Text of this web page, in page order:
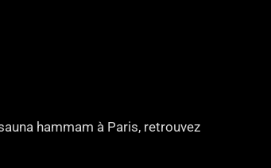
hammam à Paris, retrouvez